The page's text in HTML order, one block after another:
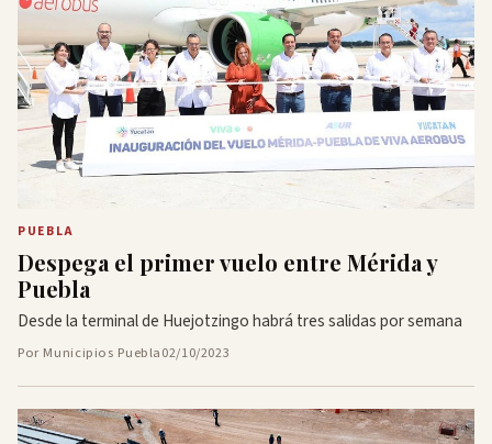
PUEBLA
Despega el primer vuelo entre Mérida y
Puebla
Desde la terminal de Huejotzingo habrá tres salidas por semana
Por Municipios Puebla02/10/2023